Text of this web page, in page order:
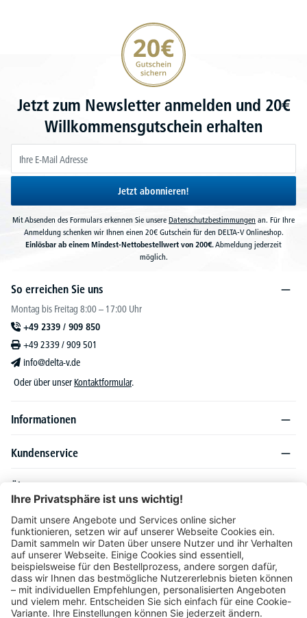
20€ Gutschein sichern
Jetzt zum Newsletter anmelden und 20€
Willkommensgutschein erhalten
Jetzt abonnieren!
Mit Absenden des Formulars erkennen Sie unsere Datenschutzbestimmungen an. Für Ihre
Anmeldung schenken wir Ihnen einen 20€ Gutschein für den DELTA-V Onlineshop.
Einlösbar ab einem Mindest-Nettobestellwert von 200€.Abmeldung jederzeit
möglich.
So erreichen Sie uns
Montag bis Freitag 8:00 – 17:00 Uhr
+49 2339 / 909 850
+49 2339 / 909 501
info@delta-v.de
Oder über unser Kontaktformular.
Informationen
Kundenservice
Über DELTA-V
Produktsortiment
Ratgeber
Folgen Sie uns auch auf